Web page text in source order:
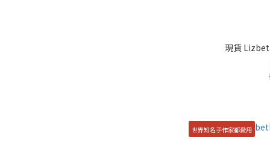
現貨
世界知名手作家都愛用